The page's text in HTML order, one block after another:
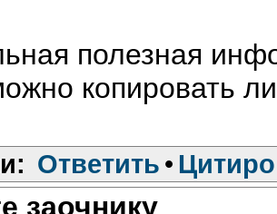
полезная
копировать
Ответить •
заочнику